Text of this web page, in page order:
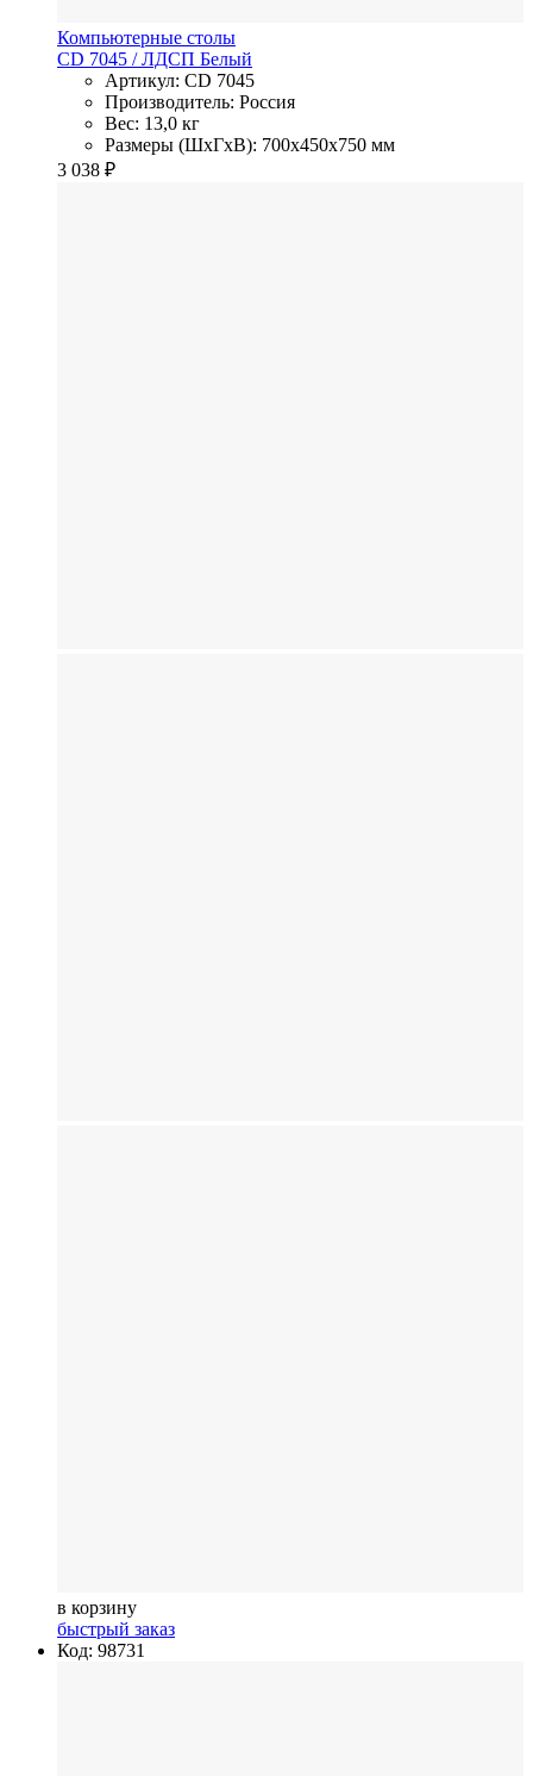
Компьютерные столы
CD 7045 / ЛДСП Белый
Артикул: CD 7045
Производитель: Россия
Вес: 13,0 кг
Размеры (ШхГхВ): 700x450x750 мм
3 038 ₽
в корзину
быстрый заказ
Код: 98731